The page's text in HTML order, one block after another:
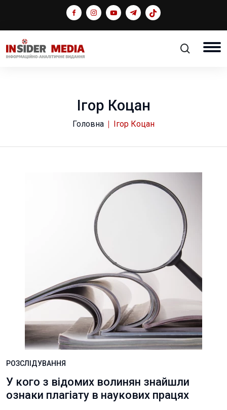
Ігор Коцан
Головна Ігор Коцан
РОЗСЛІДУВАННЯ
У кого з відомих волинян знайшли
ознаки плагіату в наукових працях